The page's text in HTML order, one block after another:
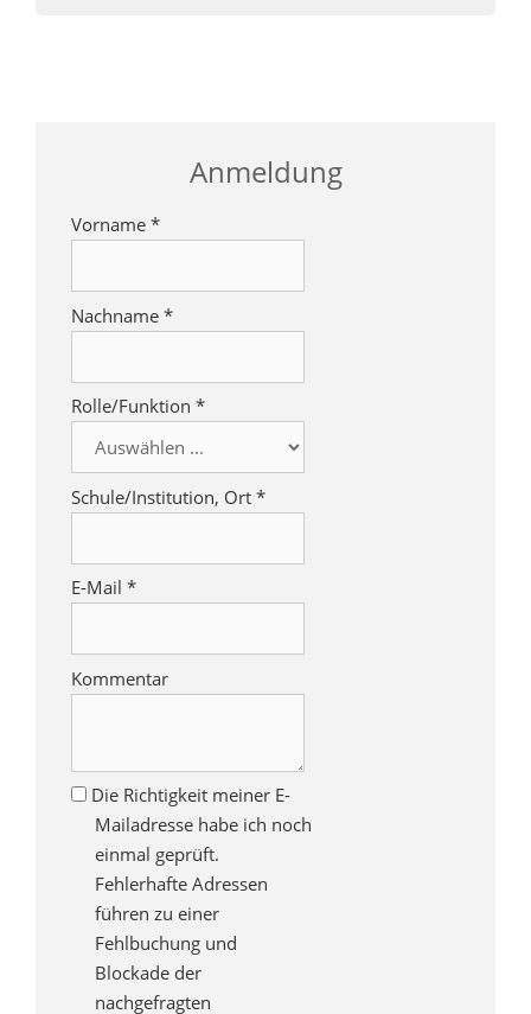
Anmeldung
Vorname *
Nachname *
Rolle/Funktion *
Schule/Institution, Ort *
E-Mail *
Kommentar
Die Richtigkeit meiner E-
Mailadresse habe ich noch
einmal geprüft.
Fehlerhafte Adressen
führen zu einer
Fehlbuchung und
Blockade der
nachgefragten